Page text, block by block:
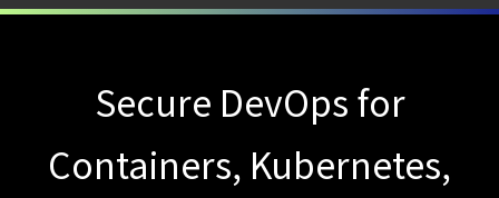
Posture
セキュリティブリーフィング：
【ブログ】
Secure DevOps for
Containers, Kubernetes,